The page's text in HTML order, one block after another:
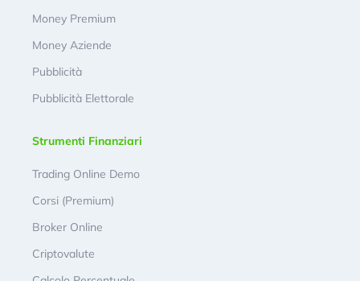
Money Premium
Money Aziende
Pubblicità
Pubblicità Elettorale
Strumenti Finanziari
Trading Online Demo
Corsi (Premium)
Broker Online
Criptovalute